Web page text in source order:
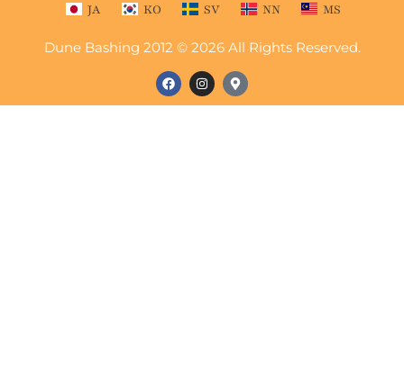
JA KO SV NN MS
Dune Bashing 2012 © 2026 All Rights Reserved.